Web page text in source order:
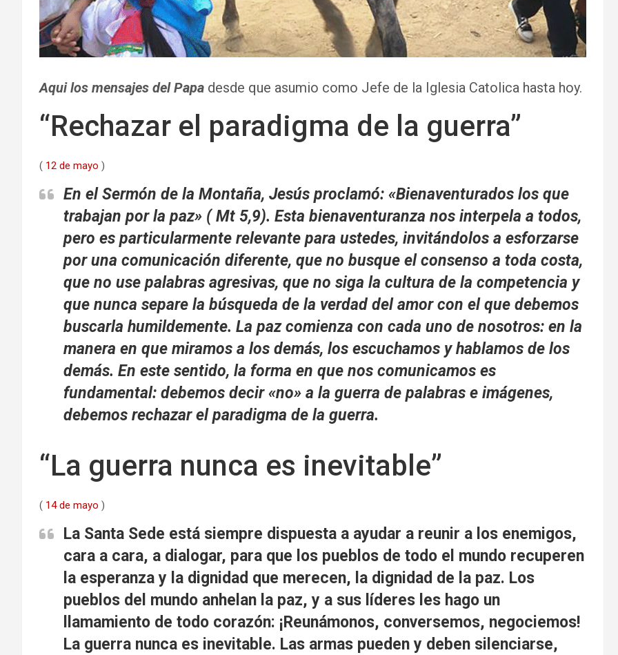
Aqui los mensajes del Papa desde que asumio como Jefe de la Iglesia Catolica hasta hoy.
“Rechazar el paradigma de la guerra”
( 12 de mayo )
En el Sermón de la Montaña, Jesús proclamó: «Bienaventurados los que
trabajan por la paz» ( Mt 5,9). Esta bienaventuranza nos interpela a todos,
pero es particularmente relevante para ustedes, invitándolos a esforzarse
por una comunicación diferente, que no busque el consenso a toda costa,
que no use palabras agresivas, que no siga la cultura de la competencia y
que nunca separe la búsqueda de la verdad del amor con el que debemos
buscarla humildemente. La paz comienza con cada uno de nosotros: en la
manera en que miramos a los demás, los escuchamos y hablamos de los
demás. En este sentido, la forma en que nos comunicamos es
fundamental: debemos decir «no» a la guerra de palabras e imágenes,
debemos rechazar el paradigma de la guerra.
“La guerra nunca es inevitable”
( 14 de mayo )
La Santa Sede está siempre dispuesta a ayudar a reunir a los enemigos,
cara a cara, a dialogar, para que los pueblos de todo el mundo recuperen
la esperanza y la dignidad que merecen, la dignidad de la paz. Los
pueblos del mundo anhelan la paz, y a sus líderes les hago un
llamamiento de todo corazón: ¡Reunámonos, conversemos, negociemos!
La guerra nunca es inevitable. Las armas pueden y deben silenciarse,